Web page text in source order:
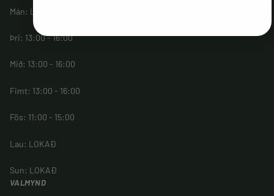
Mán: LOKAÐ
Þri: 13:00 - 16:00
Mið: 13:00 - 16:00
Fimt: 13:00 - 16:00
Fös: 11:00 - 15:00
Lau: LOKAÐ
Sun: LOKAÐ
VALMYND